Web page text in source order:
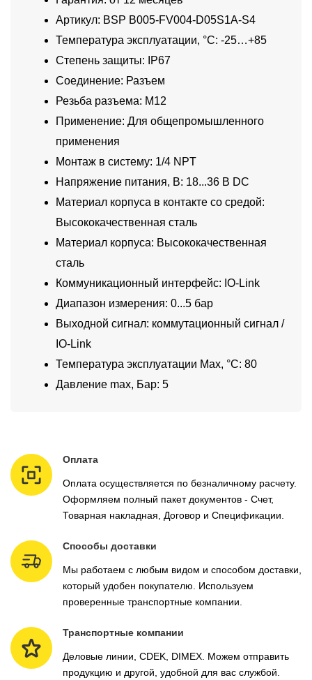
Артикул: BSP B005-FV004-D05S1A-S4
Температура эксплуатации, °C: -25…+85
Степень защиты: IP67
Соединение: Разъем
Резьба разъема: M12
Применение: Для общепромышленного
применения
Монтаж в систему: 1/4 NPT
Напряжение питания, В: 18...36 В DC
Материал корпуса в контакте со средой:
Высококачественная сталь
Материал корпуса: Высококачественная
сталь
Коммуникационный интерфейс: IO-Link
Диапазон измерения: 0...5 бар
Выходной сигнал: коммутационный сигнал /
IO-Link
Температура эксплуатации Max, °C: 80
Давление max, Бар: 5
Оплата
Оплата осуществляется по безналичному расчету.
Оформляем полный пакет документов - Счет,
Товарная накладная, Договор и Спецификации.
Способы доставки
Мы работаем с любым видом и способом доставки,
который удобен покупателю. Используем
проверенные транспортные компании.
Транспортные компании
Деловые линии, CDEK, DIMEX. Можем отправить
продукцию и другой, удобной для вас службой.